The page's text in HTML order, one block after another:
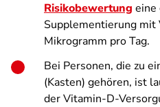
Risikobewertung eine
Supplementierung
Mikrogramm pro Tag.
Bei Personen, die zu
(Kasten) gehören, ist
der Vitamin-D-